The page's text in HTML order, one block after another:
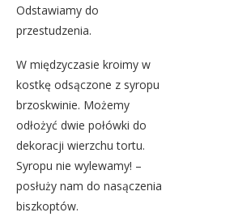
Odstawiamy do
przestudzenia.
W międzyczasie kroimy w
kostkę odsączone z syropu
brzoskwinie. Możemy
odłożyć dwie połówki do
dekoracji wierzchu tortu.
Syropu nie wylewamy! –
posłuży nam do nasączenia
biszkoptów.